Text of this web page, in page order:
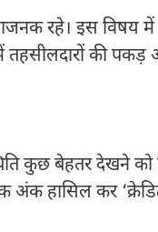
रहे। इस
की पकड़
कुछ बेहतर देखने
हासिल कर